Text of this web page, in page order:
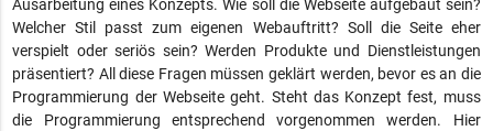
Ausarbeitung eines Konzepts. Wie soll die Webseite aufgebaut sein?
Welcher Stil passt zum eigenen Webauftritt? Soll die Seite eher
verspielt oder seriös sein? Werden Produkte und Dienstleistungen
präsentiert? All diese Fragen müssen geklärt werden, bevor es an die
Programmierung der Webseite geht. Steht das Konzept fest, muss
die Programmierung entsprechend vorgenommen werden. Hier